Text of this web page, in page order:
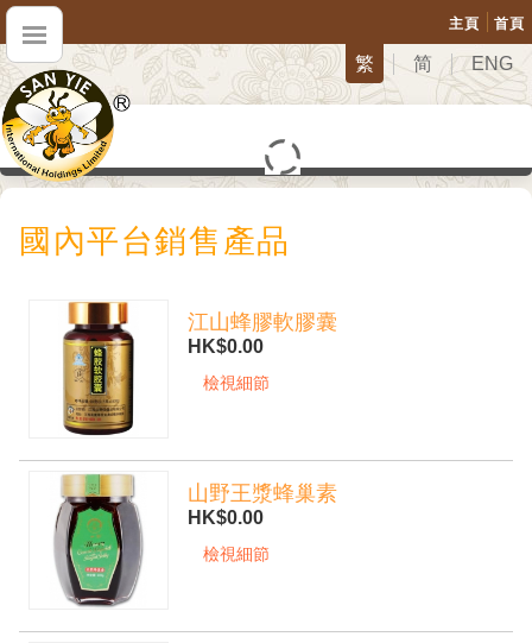
主頁 首頁
繁 简 ENG
國內平台銷售產品
江山蜂膠軟膠囊
HK$0.00
檢視細節
山野王漿蜂巢素
HK$0.00
檢視細節